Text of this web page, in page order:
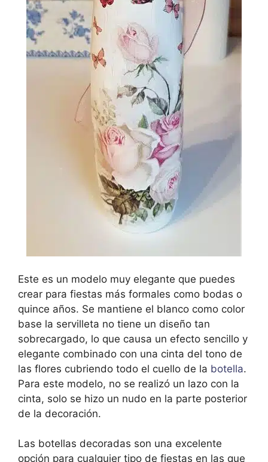
Este es un modelo muy elegante que puedes
crear para fiestas más formales como bodas o
quince años. Se mantiene el blanco como color
base la servilleta no tiene un diseño tan
sobrecargado, lo que causa un efecto sencillo y
elegante combinado con una cinta del tono de
las flores cubriendo todo el cuello de la botella.
Para este modelo, no se realizó un lazo con la
cinta, solo se hizo un nudo en la parte posterior
de la decoración.
Las botellas decoradas son una excelente
opción para cualquier tipo de fiestas en las que